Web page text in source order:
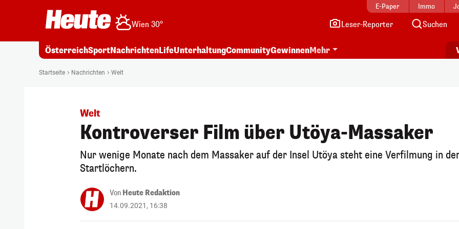
E-Paper Immo
Wien 30° Leser-Reporter Suchen
ÖsterreichSportNachrichtenLifeUnterhaltungCommunityGewinnenMehr
Startseite Nachrichten Welt
Welt
Kontroverser Film über Utöya-Massaker
Nur wenige Monate nach dem Massaker auf der Insel Utöya steht eine Verfilmung in
Startlöchern.
Von Heute Redaktion
14.09.2021, 16:38